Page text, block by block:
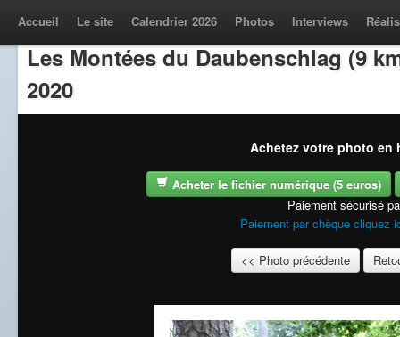
Accueil Le site Calendrier 2026 Photos Interviews
Les Montées du Daubenschlag (9
2020
Achetez votre photo en
Acheter le fichier numérique (5 euros)
Paiement sécurisé
Paiement par chèque cliquez
<< Photo précédente